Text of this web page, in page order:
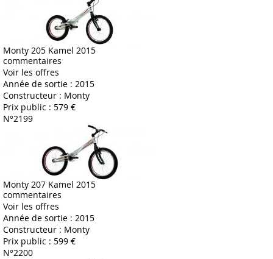
Monty 205 Kamel 2015
commentaires
Voir les offres
Année de sortie : 2015
Constructeur : Monty
Prix public : 579 €
N°2199
Monty 207 Kamel 2015
commentaires
Voir les offres
Année de sortie : 2015
Constructeur : Monty
Prix public : 599 €
N°2200